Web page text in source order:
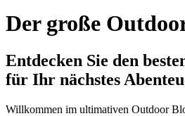
Der große
Entdecken Sie den
für Ihr nächstes
Willkommen im ultimativen Outdoor